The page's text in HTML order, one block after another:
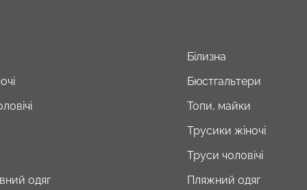
одяг
Білизна
Бюстгальтери
Топи, майки
Трусики жіночі
Труси чоловічі
Пляжний одяг